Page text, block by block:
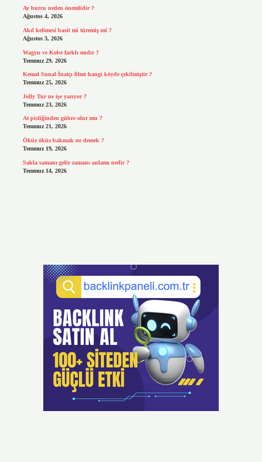
Ay burcu neden önemlidir ?
Ağustos 4, 2026
Akıl kelimesi basit mi türemiş mi ?
Ağustos 3, 2026
Wagyu ve Kobe farklı mıdır ?
Temmuz 29, 2026
Kemal Sunal İnatçı filmi hangi köyde çekilmiştir ?
Temmuz 25, 2026
Jolly Tur ne işe yarıyor ?
Temmuz 23, 2026
At pisliğinden gübre olur mu ?
Temmuz 21, 2026
Öküz öküz bakmak ne demek ?
Temmuz 19, 2026
Sakla samanı gelir zamanı anlamı nedir ?
Temmuz 14, 2026